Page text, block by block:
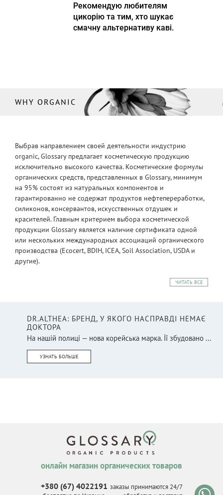
Рекомендую любителям
цикорію та тим, хто шукає
смачну альтернативу каві.
WHY ORGANIC
Выбрав направлением своей деятельности индустрию
organic, Glossary предлагает косметическую продукцию
исключительно высокого качества. Косметические формулы
органических средств, представленных в Glossary, минимум
на 95% состоят из натуральных компонентов и
гарантированно не содержат продуктов нефтепереработки,
силиконов, консервантов, искусственных отдушек и
красителей. Главным критерием выбора косметической
продукции Glossary является наличие сертификата одной
или нескольких международных ассоциаций органического
производства (Ecocert, BDIH, ICEA, Soil Association, USDA и
другие).
ЧИТАТЬ ВСЕ
DR.ALTHEA: БРЕНД, У ЯКОГО НАСПРАВДІ НЕМАЄ
ДОКТОРА
На нашій полиці — нова корейська марка. Її збудовано ...
УЗНАТЬ БОЛЬШЕ
онлайн магазин органических товаров
+380 (67) 4022191 заказы принимаются 24/7